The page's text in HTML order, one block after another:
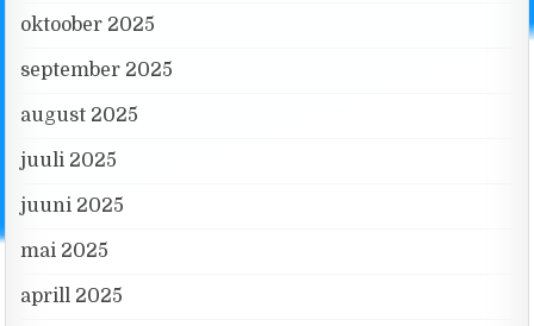
oktoober 2025
september 2025
august 2025
juuli 2025
juuni 2025
mai 2025
aprill 2025